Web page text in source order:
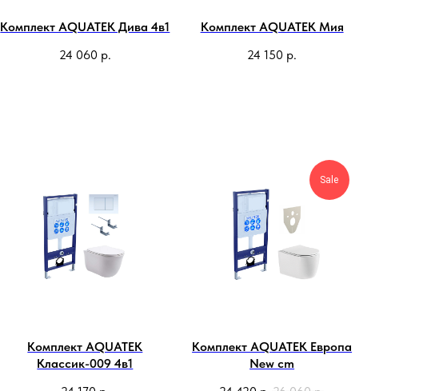
Комплект AQUATEK Дива 4в1
24 060 р.
Комплект AQUATEK Мия
24 150 р.
Комплект AQUATEK
Классик-009 4в1
Sale
Комплект AQUATEK Европа
New cm